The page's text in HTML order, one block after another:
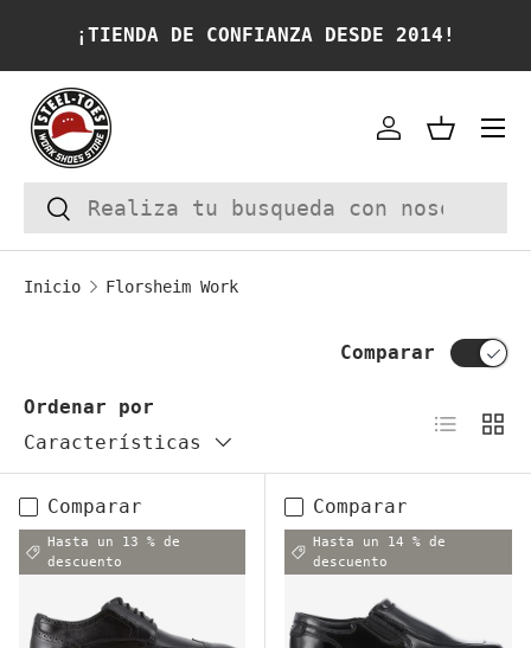
IR AL CONTENIDO
¡TIENDA DE CONFIANZA DESDE 2014!
Buscar
Buscar
CuentaCesta
Inicio Florsheim Work
Ordenar por
Características
Comparar
Lista
Comparar
Hasta un 13 % de
descuento
Comparar
Hasta un 14 % de
descuento